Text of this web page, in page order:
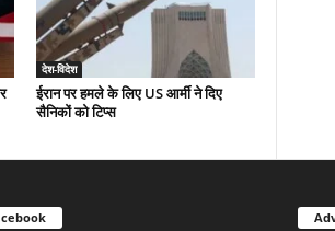
देश-विदेश
ईरान पर हमले के लिए US आर्मी ने दिए
सैनिकों को टिप्स